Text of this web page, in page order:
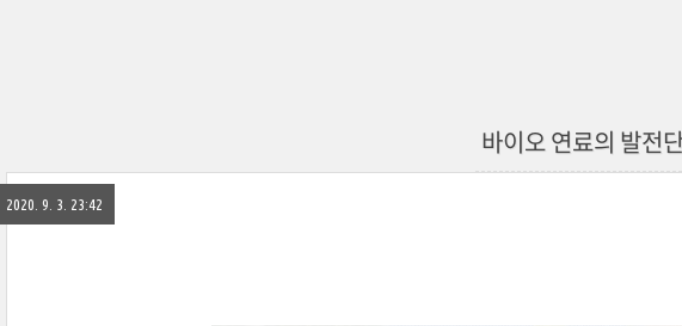
바이오 연료의 발전
2020. 9. 3. 23:42